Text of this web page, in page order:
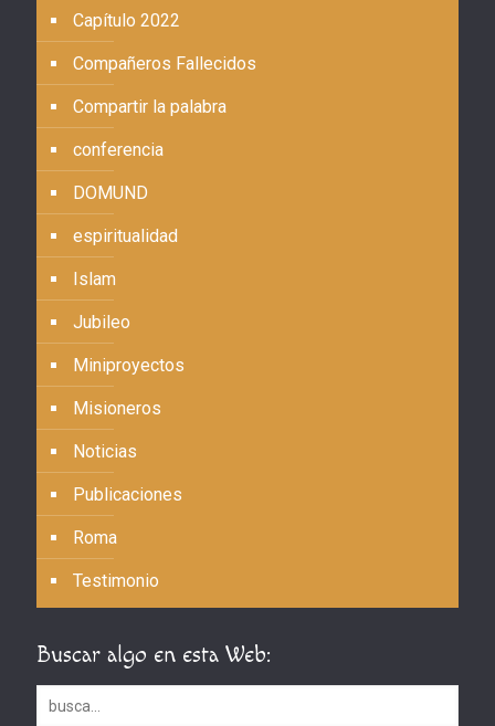
Capítulo 2022
Compañeros Fallecidos
Compartir la palabra
conferencia
DOMUND
espiritualidad
Islam
Jubileo
Miniproyectos
Misioneros
Noticias
Publicaciones
Roma
Testimonio
Buscar algo en esta Web: